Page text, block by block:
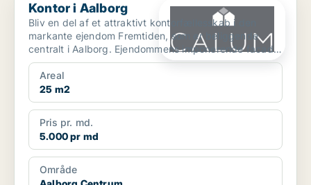
Kontor i Aalborg
Bliv en del af et attraktivt kontorfællesskab i den
markante ejendom Fremtiden, som er beliggende
centralt i Aalborg. Ejendommens imponerende facade
og histo...
Areal
25 m2
Pris pr. md.
5.000 pr md
Område